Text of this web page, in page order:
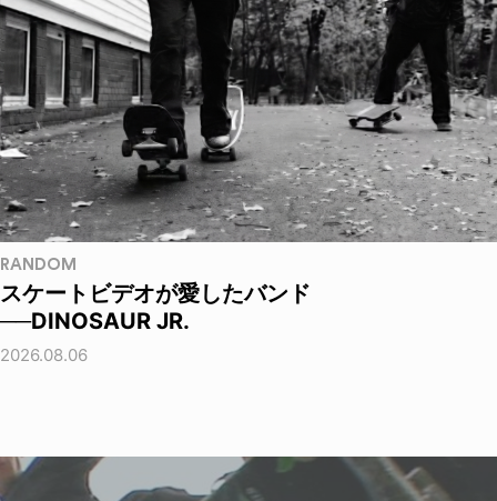
RANDOM
スケートビデオが愛したバンド
──DINOSAUR JR.
2026.08.06